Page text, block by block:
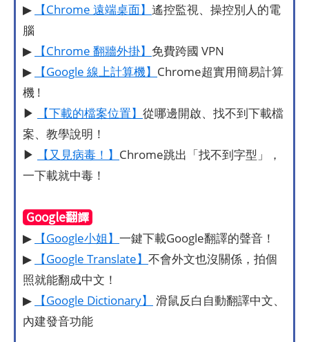
▶
【Chrome 遠端桌面】 遙控監視、操控別人的電
腦
▶
【Chrome 翻牆外掛】 免費跨國 VPN
▶
【Google 線上計算機】 Chrome超實用簡易計算
機 !
▶
【下載的檔案位置】 從哪邊開啟、找不到下載檔
案、教學說明！
▶
【又見病毒！】 Chrome跳出「找不到字型」，
一下載就中毒！
Google翻譯
▶ 【Google小姐】 一鍵下載Google翻譯的聲音！
▶
【Google Translate】 不會外文也沒關係，拍個
照就能翻成中文！
▶
【Google Dictionary】
滑鼠反白自動翻譯中文、
內建發音功能